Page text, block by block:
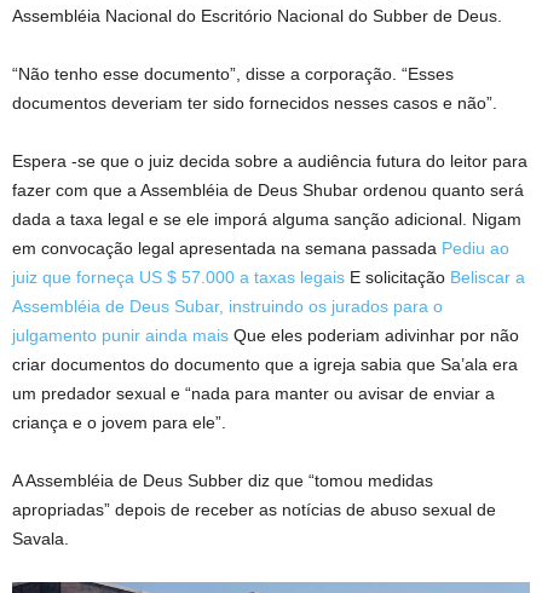
Assembléia Nacional do Escritório Nacional do Subber de Deus.
“Não tenho esse documento”, disse a corporação. “Esses
documentos deveriam ter sido fornecidos nesses casos e não”.
Espera -se que o juiz decida sobre a audiência futura do leitor para
fazer com que a Assembléia de Deus Shubar ordenou quanto será
dada a taxa legal e se ele imporá alguma sanção adicional. Nigam
em convocação legal apresentada na semana passada Pediu ao
juiz que forneça US $ 57.000 a taxas legais E solicitação Beliscar a
Assembléia de Deus Subar, instruindo os jurados para o
julgamento punir ainda mais Que eles poderiam adivinhar por não
criar documentos do documento que a igreja sabia que Sa’ala era
um predador sexual e “nada para manter ou avisar de enviar a
criança e o jovem para ele”.
A Assembléia de Deus Subber diz que “tomou medidas
apropriadas” depois de receber as notícias de abuso sexual de
Savala.